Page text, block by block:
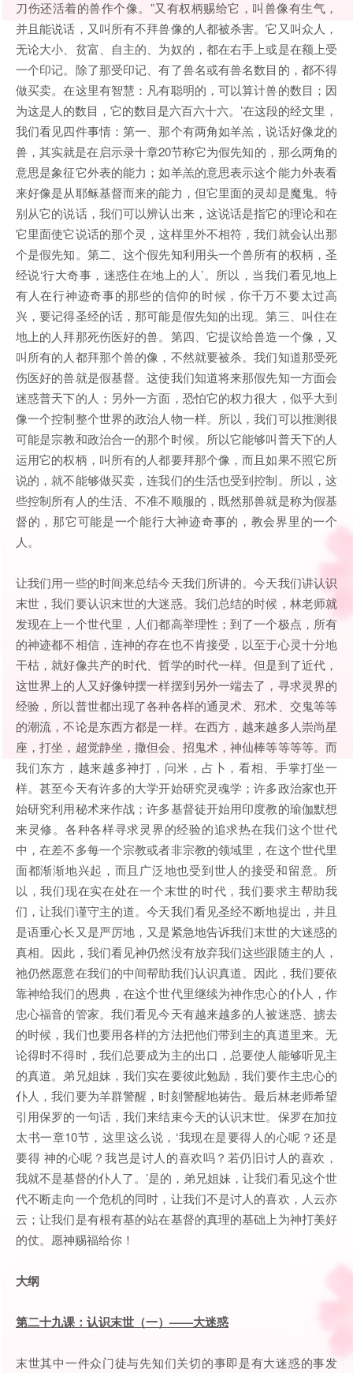
刀伤还活着的兽作个像。”又有权柄赐给它，叫兽像有生气，
并且能说话，又叫所有不拜兽像的人都被杀害。它又叫众人，
无论大小、贫富、自主的、为奴的，都在右手上或是在额上受
一个印记。除了那受印记、有了兽名或有兽名数目的，都不得
做买卖。在这里有智慧：凡有聪明的，可以算计兽的数目；因
为这是人的数目，它的数目是六百六十六。’在这段的经文里，
我们看见四件事情：第一、那个有两角如羊羔，说话好像龙的
兽，其实就是在启示录十章20节称它为假先知的，那么两角的
意思是象征它外表的能力；如羊羔的意思表示这个能力外表看
来好像是从耶稣基督而来的能力，但它里面的灵却是魔鬼。特
别从它的说话，我们可以辨认出来，这说话是指它的理论和在
它里面使它说话的那个灵，这样里外不相符，我们就会认出那
个是假先知。第二、这个假先知利用头一个兽所有的权柄，圣
经说‘行大奇事，迷惑住在地上的人’。所以，当我们看见地上
有人在行神迹奇事的那些的信仰的时候，你千万不要太过高
兴，要记得圣经的话，那可能是假先知的出现。第三、叫住在
地上的人拜那死伤医好的兽。第四、它提议给兽造一个像，又
叫所有的人都拜那个兽的像，不然就要被杀。我们知道那受死
伤医好的兽就是假基督。这使我们知道将来那假先知一方面会
迷惑普天下的人；另外一方面，恐怕它的权力很大，似乎大到
像一个控制整个世界的政治人物一样。所以，我们可以推测很
可能是宗教和政治合一的那个时候。所以它能够叫普天下的人
运用它的权柄，叫所有的人都要拜那个像，而且如果不照它所
说的，就不能够做买卖，连我们的生活也受到控制。所以，这
些控制所有人的生活、不准不顺服的，既然那兽就是称为假基
督的，那它可能是一个能行大神迹奇事的，教会界里的一个
人。
让我们用一些的时间来总结今天我们所讲的。今天我们讲认识
末世，我们要认识末世的大迷惑。我们总结的时候，林老师就
发现在上一个世代里，人们都高举理性；到了一个极点，所有
的神迹都不相信，连神的存在也不肯接受，以至于心灵十分地
干枯，就好像共产的时代、哲学的时代一样。但是到了近代，
这世界上的人又好像钟摆一样摆到另外一端去了，寻求灵界的
经验，所以普世都出现了各种各样的通灵术、邪术、交鬼等等
的潮流，不论是东西方都是一样。在西方，越来越多人崇尚星
座，打坐，超觉静坐，撒但会、招鬼术，神仙棒等等等等。而
我们东方，越来越多神打，问米，占卜，看相、手掌打坐一
样。甚至今天有许多的大学开始研究灵魂学；许多政治家也开
始研究利用秘术来作战；许多基督徒开始用印度教的瑜伽默想
来灵修。各种各样寻求灵界的经验的追求热在我们这个世代
中，在差不多每一个宗教或者非宗教的领域里，在这个世代里
面都渐渐地兴起，而且广泛地也受到世人的接受和留意。所
以，我们现在实在处在一个末世的时代，我们要求主帮助我
们，让我们谨守主的道。今天我们看见圣经不断地提出，并且
是语重心长又是严厉地，又是紧急地告诉我们末世的大迷惑的
真相。因此，我们看见神仍然没有放弃我们这些跟随主的人，
祂仍然愿意在我们的中间帮助我们认识真道。因此，我们要依
靠神给我们的恩典，在这个世代里继续为神作忠心的仆人，作
忠心福音的管家。我们看见今天有越来越多的人被迷惑、掳去
的时候，我们也要用各样的方法把他们带到主的真道里来。无
论得时不得时，我们总要成为主的出口，总要使人能够听见主
的真道。弟兄姐妹，我们实在要彼此勉励，我们要作主忠心的
仆人，我们要为羊群警醒，时刻警醒地祷告。最后林老师希望
引用保罗的一句话，我们来结束今天的认识末世。保罗在加拉
太书一章10节，这里这么说，‘我现在是要得人的心呢？还是
要得 神的心呢？我岂是讨人的喜欢吗？若仍旧讨人的喜欢，
我就不是基督的仆人了。’是的，弟兄姐妹，让我们看见这个世
代不断走向一个危机的同时，让我们不是讨人的喜欢，人云亦
云；让我们是有根有基的站在基督的真理的基础上为神打美好
的仗。愿神赐福给你！
大纲
第二十九课：认识末世（一）——大迷惑
末世其中一件众门徒与先知们关切的事即是有大迷惑的事发